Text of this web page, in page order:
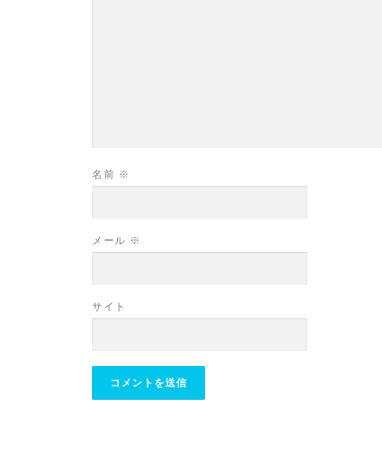
名前 ※
メール ※
サイト